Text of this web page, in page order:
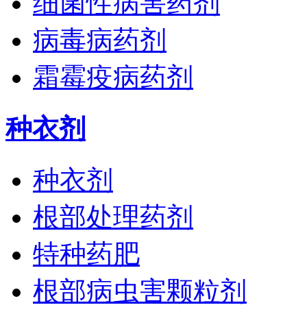
病毒病药剂
霜霉疫病药剂
种衣剂
种衣剂
根部处理药剂
特种药肥
根部病虫害颗粒剂